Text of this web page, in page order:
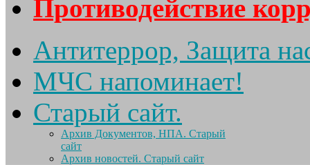
Противодействие
Антитеррор, Защита
МЧС напоминает!
Старый сайт.
Архив Документов, НПА. Старый
сайт
Архив новостей. Старый сайт